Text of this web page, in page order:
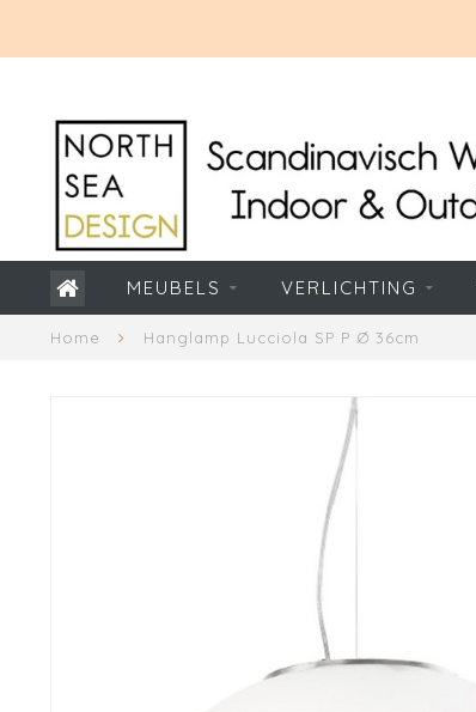
MEUBELS VERLICHTING
Home Hanglamp Lucciola SP P Ø 36cm